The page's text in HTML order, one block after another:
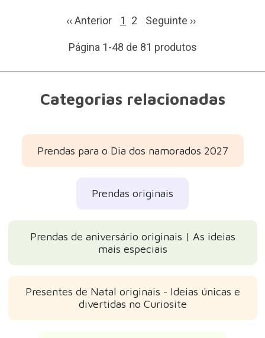
‹‹ Anterior 1 2 Seguinte ››
Página 1-48 de 81 produtos
Categorias relacionadas
Prendas para o Dia dos namorados 2027
Prendas originais
Prendas de aniversário originais | As ideias
mais especiais
Presentes de Natal originais - Ideias únicas e
divertidas no Curiosite